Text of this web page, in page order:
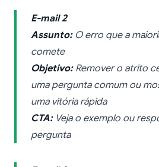
E-mail 2
Assunto:O erro que a
comete
Objetivo:Remover o atrito
uma pergunta comum ou
uma vitória rápida
CTA:Veja o exemplo ou
pergunta